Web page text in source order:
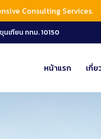
Consulting Services.
เทียน กทม. 10150
หน้าแรก เกี่ย